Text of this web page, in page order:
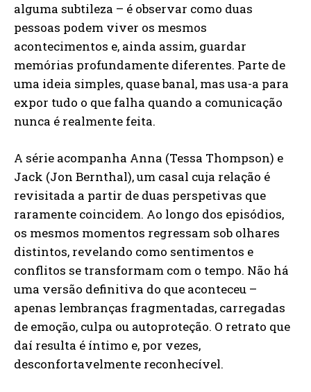
alguma subtileza – é observar como duas
pessoas podem viver os mesmos
acontecimentos e, ainda assim, guardar
memórias profundamente diferentes. Parte de
uma ideia simples, quase banal, mas usa-a para
expor tudo o que falha quando a comunicação
nunca é realmente feita.
A série acompanha Anna (Tessa Thompson) e
Jack (Jon Bernthal), um casal cuja relação é
revisitada a partir de duas perspetivas que
raramente coincidem. Ao longo dos episódios,
os mesmos momentos regressam sob olhares
distintos, revelando como sentimentos e
conflitos se transformam com o tempo. Não há
uma versão definitiva do que aconteceu –
apenas lembranças fragmentadas, carregadas
de emoção, culpa ou autoproteção. O retrato que
daí resulta é íntimo e, por vezes,
desconfortavelmente reconhecível.